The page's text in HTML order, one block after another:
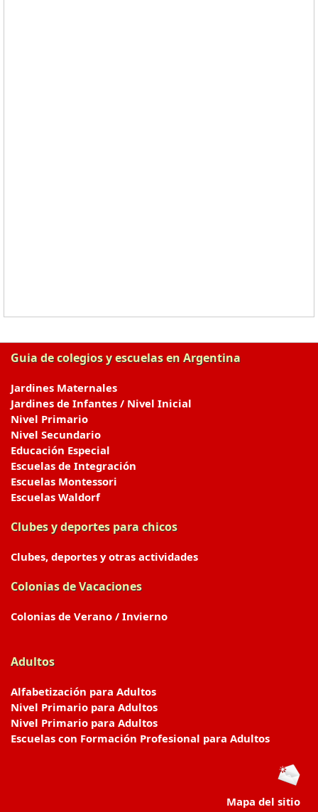
Guia de colegios y escuelas en Argentina
Jardines Maternales
Jardines de Infantes / Nivel Inicial
Nivel Primario
Nivel Secundario
Educación Especial
Escuelas de Integración
Escuelas Montessori
Escuelas Waldorf
Clubes y deportes para chicos
Clubes, deportes y otras actividades
Colonias de Vacaciones
Colonias de Verano / Invierno
Adultos
Alfabetización para Adultos
Nivel Primario para Adultos
Nivel Primario para Adultos
Escuelas con Formación Profesional para Adultos
Mapa del sitio